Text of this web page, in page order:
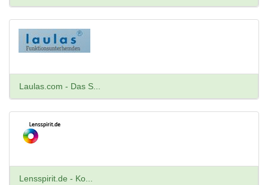
Laulas.com - Das S...
Lensspirit.de - Ko...